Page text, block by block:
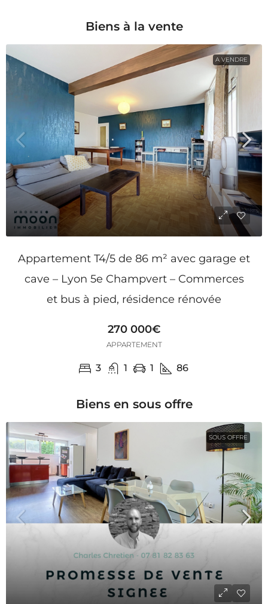
Biens à la vente
A VENDRE
Appartement T4/5 de 86 m² avec garage et
cave – Lyon 5e Champvert – Commerces
et bus à pied, résidence rénovée
270 000€
APPARTEMENT
3 1 1 86
Biens en sous offre
SOUS OFFRE